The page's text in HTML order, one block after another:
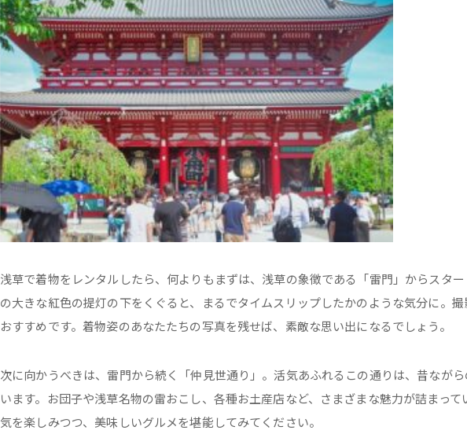
浅草で着物をレンタルしたら、何よりもまずは、浅草の象徴である「雷門」からスタ
の大きな紅色の提灯の下をくぐると、まるでタイムスリップしたかのような気分に。
おすすめです。着物姿のあなたたちの写真を残せば、素敵な思い出になるでしょう。
次に向かうべきは、雷門から続く「仲見世通り」。活気あふれるこの通りは、昔なが
います。お団子や浅草名物の雷おこし、各種お土産店など、さまざまな魅力が詰まっ
気を楽しみつつ、美味しいグルメを堪能してみてください。